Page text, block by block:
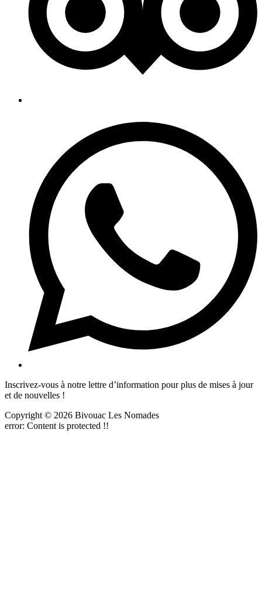
Inscrivez-vous à notre lettre d’information pour plus de mises à jour
et de nouvelles !
Copyright © 2026 Bivouac Les Nomades
error: Content is protected !!